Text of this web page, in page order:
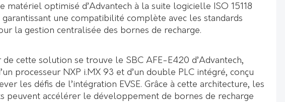
matériel optimisé d’Advantech à la suite logicielle ISO 15118
garantissant une compatibilité complète avec les standards
la gestion centralisée des bornes de recharge.
cette solution se trouve le SBC AFE-E420 d’Advantech,
processeur NXP i.MX 93 et d’un double PLC intégré, conçu
les défis de l’intégration EVSE. Grâce à cette architecture, les
peuvent accélérer le développement de bornes de recharge